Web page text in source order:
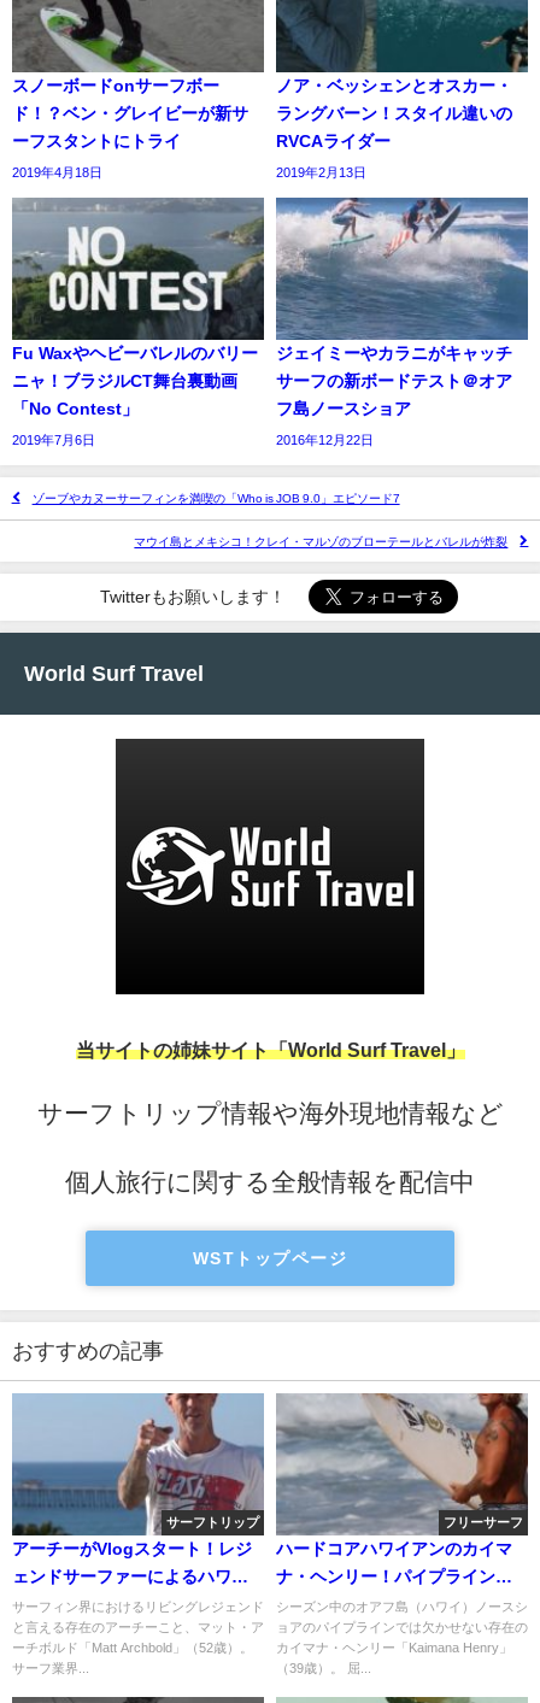
スノーボードonサーフボー
ド！？ベン・グレイビーが新サ
ーフスタントにトライ
2019年4月18日
ノア・ベッシェンとオスカー・
ラングバーン！スタイル違いの
RVCAライダー
2019年2月13日
Fu Waxやヘビーバレルのバリー
ニャ！ブラジルCT舞台裏動画
「No Contest」
2019年7月6日
ジェイミーやカラニがキャッチ
サーフの新ボードテスト＠オア
フ島ノースショア
2016年12月22日
ゾーブやカヌーサーフィンを満喫の「Who is JOB 9.0」エピソード7
マウイ島とメキシコ！クレイ・マルゾのブローテールとバレルが炸裂
Twitterもお願いします！
World Surf Travel
当サイトの姉妹サイト「World Surf Travel」
サーフトリップ情報や海外現地情報など
個人旅行に関する全般情報を配信中
WSTトップページ
おすすめの記事
サーフトリップ
アーチーがVlogスタート！レジ
ェンドサーファーによるハワイ
トリップ動画
サーフィン界におけるリビングレジェンド
と言える存在のアーチーこと、マット・ア
ーチボルド「Matt Archbold」（52歳）。
サーフ業界...
フリーサーフ
ハードコアハワイアンのカイマ
ナ・ヘンリー！パイプラインで
のフリーサーフ動画
シーズン中のオアフ島（ハワイ）ノースシ
ョアのパイプラインでは欠かせない存在の
カイマナ・ヘンリー「Kaimana Henry」
（39歳）。 屈...